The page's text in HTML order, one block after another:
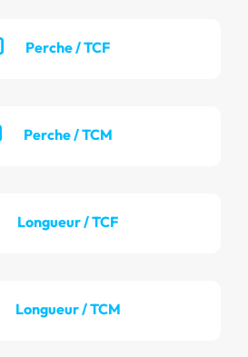
Perche / TCF
Perche / TCM
Longueur / TCF
Longueur / TCM